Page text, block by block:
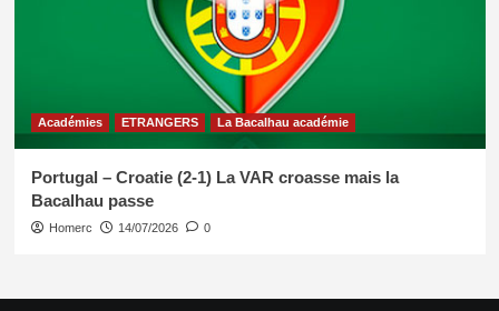
Académies ETRANGERS La Bacalhau académie
Portugal – Croatie (2-1) La VAR croasse mais la
Bacalhau passe
Homerc 14/07/2026 0